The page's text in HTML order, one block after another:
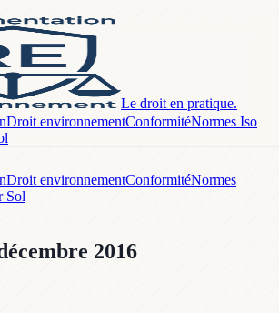
Le droit en pratique.
Droit environnementConformitéNormes Iso
Droit environnementConformitéNormes
Sol
2016